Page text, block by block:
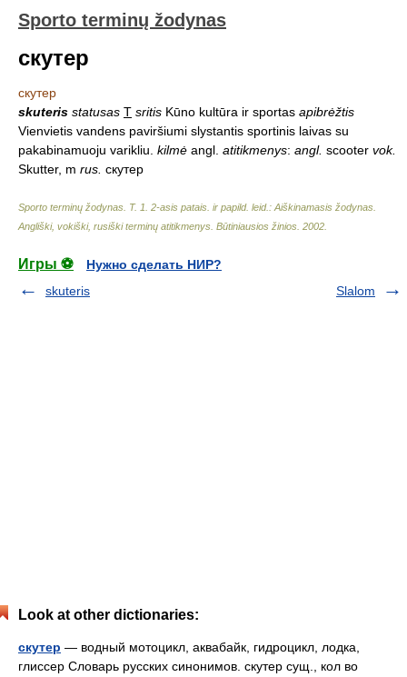
Sporto terminų žodynas
скутер
скутер
skuteris statusas T sritis Kūno kultūra ir sportas apibrėžtis
Vienvietis vandens paviršiumi slystantis sportinis laivas su
pakabinamuoju varikliu. kilmė angl. atitikmenys: angl. scooter vok.
Skutter, m rus. скутер
Sporto terminų žodynas. T. 1. 2-asis patais. ir papild. leid.: Aiškinamasis žodynas.
Angliški, vokiški, rusiški terminų atitikmenys. Būtiniausios žinios 2002
Игры ⚽
Нужно сделать НИР?
skuteris
Slalom
Look at other dictionaries:
скутер — водный мотоцикл, аквабайк, гидроцикл, лодка,
глиссер Словарь русских синонимов. скутер сущ., кол во